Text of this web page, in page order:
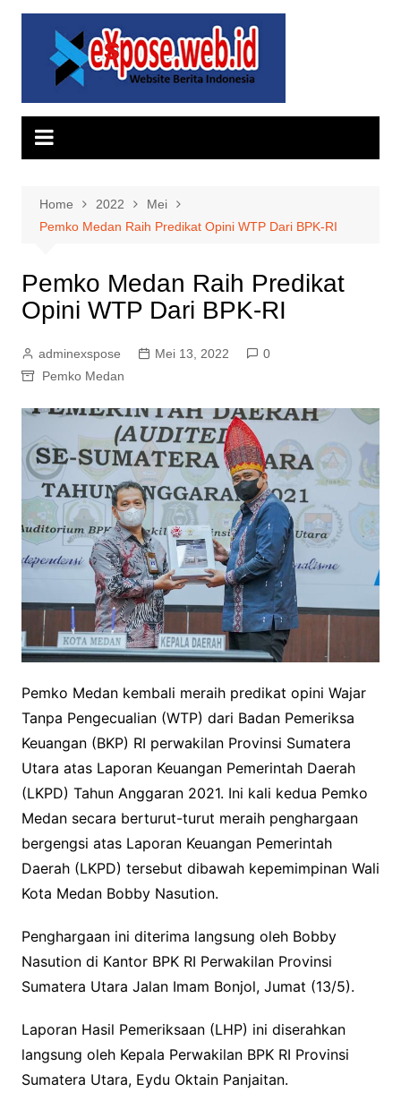
Skip
Home 2022
Mei
Pemko Medan Raih Predikat Opini WTP Dari BPK-RI
Pemko Medan Raih Predikat
Opini WTP Dari BPK-RI
adminexspose Mei 13, 2022
0
Pemko Medan
Pemko Medan kembali meraih predikat opini Wajar
Tanpa Pengecualian (WTP) dari Badan Pemeriksa
Keuangan (BKP) RI perwakilan Provinsi Sumatera
Utara atas Laporan Keuangan Pemerintah Daerah
(LKPD) Tahun Anggaran 2021. Ini kali kedua Pemko
Medan secara berturut-turut meraih penghargaan
bergengsi atas Laporan Keuangan Pemerintah
Daerah (LKPD) tersebut dibawah kepemimpinan Wali
Kota Medan Bobby Nasution.
Penghargaan ini diterima langsung oleh Bobby
Nasution di Kantor BPK RI Perwakilan Provinsi
Sumatera Utara Jalan Imam Bonjol, Jumat (13/5).
Laporan Hasil Pemeriksaan (LHP) ini diserahkan
langsung oleh Kepala Perwakilan BPK RI Provinsi
Sumatera Utara, Eydu Oktain Panjaitan.